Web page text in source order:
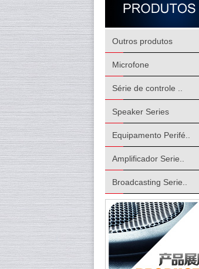
Outros produtos
Microfone
Série de controle ..
Speaker Series
Equipamento Perifé..
Amplificador Serie..
Broadcasting Serie..